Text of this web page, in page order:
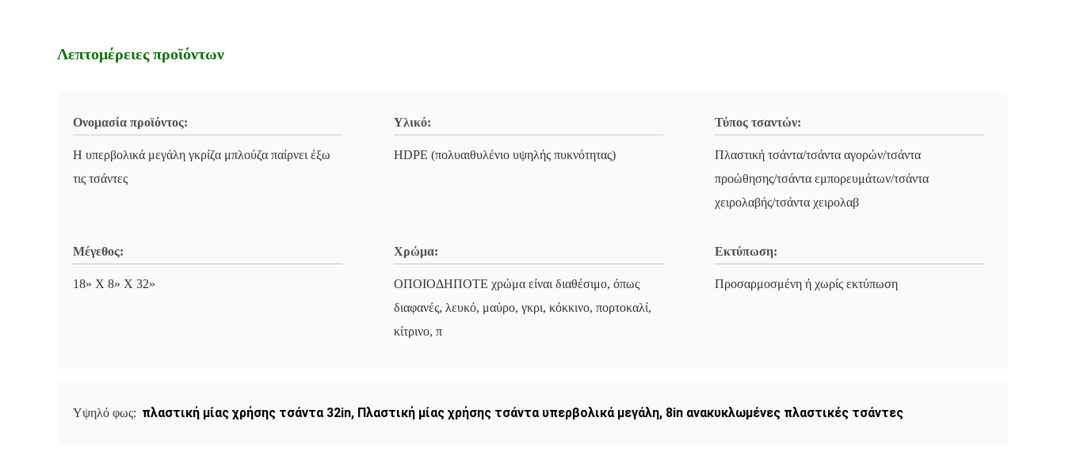
Λεπτομέρειες προϊόντων
Ονομασία προϊόντος:
Η υπερβολικά μεγάλη γκρίζα μπλούζα παίρνει έξω
τις τσάντες
Υλικό:
HDPE (πολυαιθυλένιο υψηλής πυκνότητας)
Τύπος τσαντών:
Πλαστική τσάντα/τσάντα αγορών/τσάντα
προώθησης/τσάντα εμπορευμάτων/τσάντα
χειρολαβής/τσάντα χειρολαβ
Μέγεθος:
18» Χ 8» Χ 32»
Χρώμα:
ΟΠΟΙΟΔΗΠΟΤΕ χρώμα είναι διαθέσιμο, όπως
διαφανές, λευκό, μαύρο, γκρι, κόκκινο, πορτοκαλί,
κίτρινο, π
Εκτύπωση:
Προσαρμοσμένη ή χωρίς εκτύπωση
Υψηλό φως: πλαστική μίας χρήσης τσάντα 32in, Πλαστική μίας χρήσης τσάντα υπερβολικά μεγάλη, 8in ανακυκλωμένες πλαστικές τσάντες